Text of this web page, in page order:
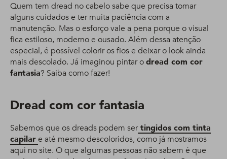
Quem tem dread no cabelo sabe que precisa tomar
alguns cuidados e ter muita paciência com a
manutenção. Mas o esforço vale a pena porque o visual
fica estiloso, moderno e ousado. Além dessa atenção
especial, é possível colorir os fios e deixar o look ainda
mais descolado. Já imaginou pintar odread com cor
fantasia? Saiba como fazer!
Dread com cor fantasia
Sabemos que os dreads podem sertingidos com tinta
capilare até mesmo descoloridos, como já mostramos
aqui no site. O que algumas pessoas não sabem é que